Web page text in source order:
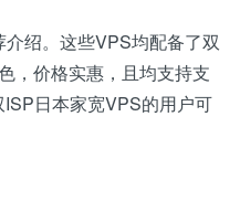
绍。这些VPS均配备了双
，价格实惠，且均支持支
日本家宽VPS的用户可